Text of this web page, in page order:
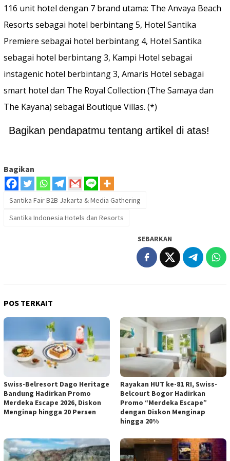
116 unit hotel dengan 7 brand utama: The Anvaya Beach
Resorts sebagai hotel berbintang 5, Hotel Santika
Premiere sebagai hotel berbintang 4, Hotel Santika
sebagai hotel berbintang 3, Kampi Hotel sebagai
instagenic hotel berbintang 3, Amaris Hotel sebagai
smart hotel dan The Royal Collection (The Samaya dan
The Kayana) sebagai Boutique Villas. (*)
Bagikan pendapatmu tentang artikel di atas!
Bagikan
Santika Fair B2B Jakarta & Media Gathering
Santika Indonesia Hotels dan Resorts
SEBARKAN
POS TERKAIT
Swiss-Belresort Dago Heritage
Bandung Hadirkan Promo
Merdeka Escape 2026, Diskon
Menginap hingga 20 Persen
Rayakan HUT ke-81 RI, Swiss-
Belcourt Bogor Hadirkan
Promo “Merdeka Escape”
dengan Diskon Menginap
hingga 20%